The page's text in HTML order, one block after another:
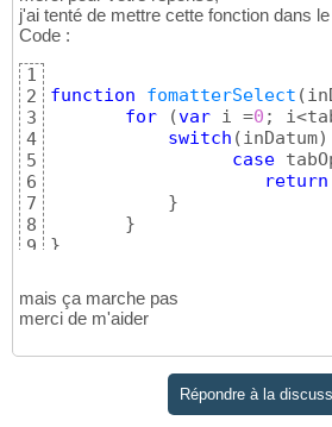
j'ai tenté de mettre cette fonction dans le
Code :
1
2
3
4
5
6
7
8
9
function fomatterSelect (
for
(var i =0 ;
switch (inDatum)
case
return
}
}
}
mais ça marche pas
merci de m'aider
Répondre à la